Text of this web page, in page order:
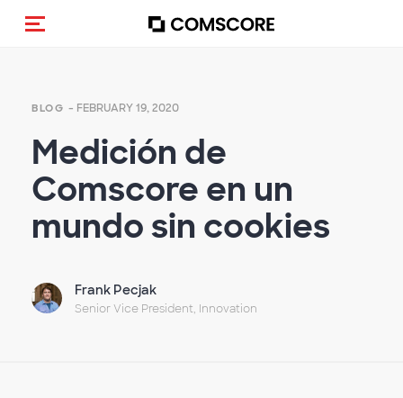
Toggle navigation
BLOG - FEBRUARY 19, 2020
Medición de
Comscore en un
mundo sin cookies
Frank Pecjak
Senior Vice President, Innovation